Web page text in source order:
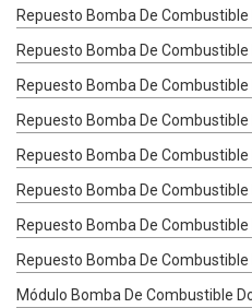
Repuesto Bomba De
Repuesto Bomba De
Repuesto Bomba De
Repuesto Bomba De
Repuesto Bomba De
Repuesto Bomba De
Repuesto Bomba De
Repuesto Bomba De
Módulo Bomba De Combustible